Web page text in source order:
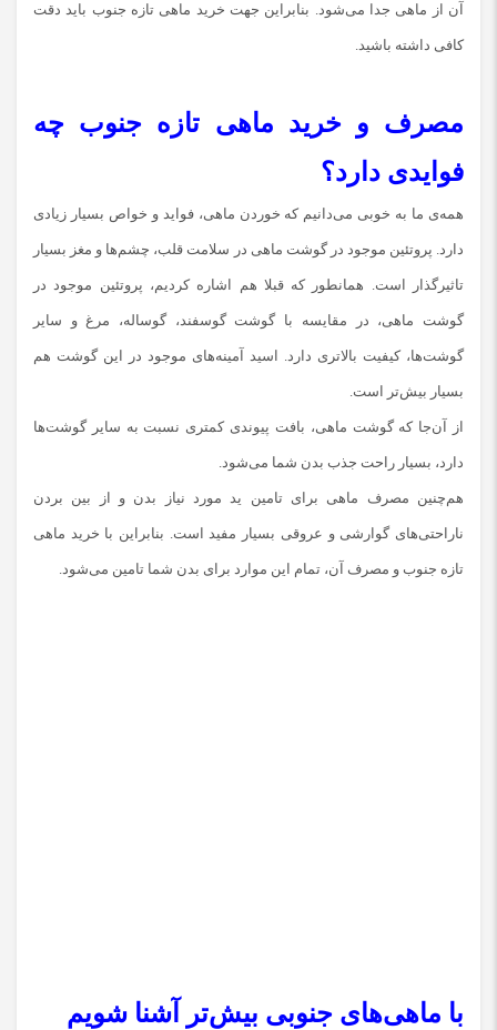
آن از ماهی جدا می‌شود. بنابراین جهت خرید ماهی تازه جنوب باید دقت
کافی داشته باشید.
مصرف و خرید ماهی تازه جنوب چه
فوایدی دارد؟
همه‌ی ما به خوبی می‌دانیم که خوردن ماهی، فواید و خواص بسیار زیادی
دارد. پروتئین موجود در گوشت ماهی در سلامت قلب، چشم‌ها و مغز بسیار
تاثیرگذار است. همانطور که قبلا هم اشاره کردیم، پروتئین موجود در
گوشت ماهی، در مقایسه با گوشت گوسفند، گوساله، مرغ و سایر
گوشت‌ها، کیفیت بالاتری دارد. اسید آمینه‌های موجود در این گوشت هم
بسیار بیش‌تر است.
از آن‌جا که گوشت ماهی، بافت پیوندی کمتری نسبت به سایر گوشت‌ها
دارد، بسیار راحت جذب بدن شما می‌شود.
هم‌چنین مصرف ماهی برای تامین ید مورد نیاز بدن و از بین بردن
ناراحتی‌های گوارشی و عروقی بسیار مفید است. بنابراین با خرید ماهی
تازه جنوب و مصرف آن، تمام این موارد برای بدن شما تامین می‌شود.
با ماهی‌های جنوبی بیش‌تر آشنا شویم